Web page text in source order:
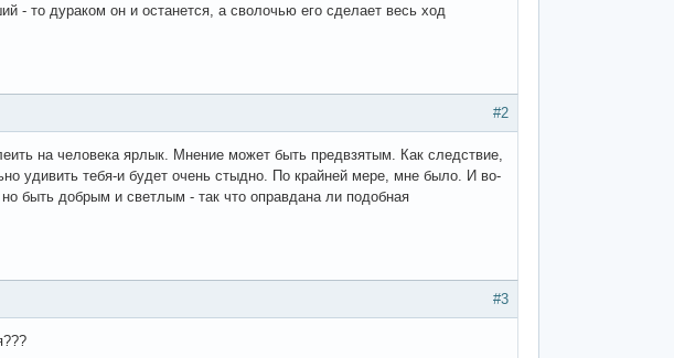
- то дураком он и останется, а сволочью его сделает весь ход
#2
на человека ярлык. Мнение может быть предвзятым. Как следствие,
удивить тебя-и будет очень стыдно. По крайней мере, мне было. И во-
быть добрым и светлым - так что оправдана ли подобная
#3